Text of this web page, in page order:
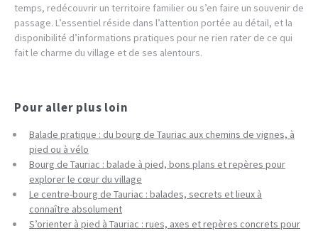
temps, redécouvrir un territoire familier ou s’en faire un souvenir de
passage. L’essentiel réside dans l’attention portée au détail, et la
disponibilité d’informations pratiques pour ne rien rater de ce qui
fait le charme du village et de ses alentours.
Pour aller plus loin
Balade pratique : du bourg de Tauriac aux chemins de vignes, à
pied ou à vélo
Bourg de Tauriac : balade à pied, bons plans et repères pour
explorer le cœur du village
Le centre-bourg de Tauriac : balades, secrets et lieux à
connaître absolument
S’orienter à pied à Tauriac : rues, axes et repères concrets pour